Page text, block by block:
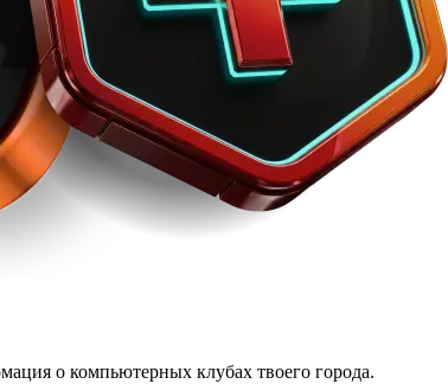
о компьютерных клубах твоего города.